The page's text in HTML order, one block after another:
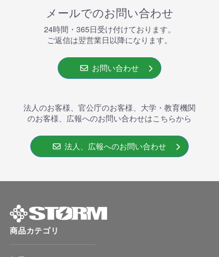
メールでのお問い合わせ
24時間・365⽇受け付けております。
ご返信は翌営業⽇以降になります。
お問い合わせ
法人のお客様、官公庁のお客様、大学・教育機関
のお客様、広報へのお問い合わせはこちらから
法人、広報へのお問い合わせ
商品カテゴリ